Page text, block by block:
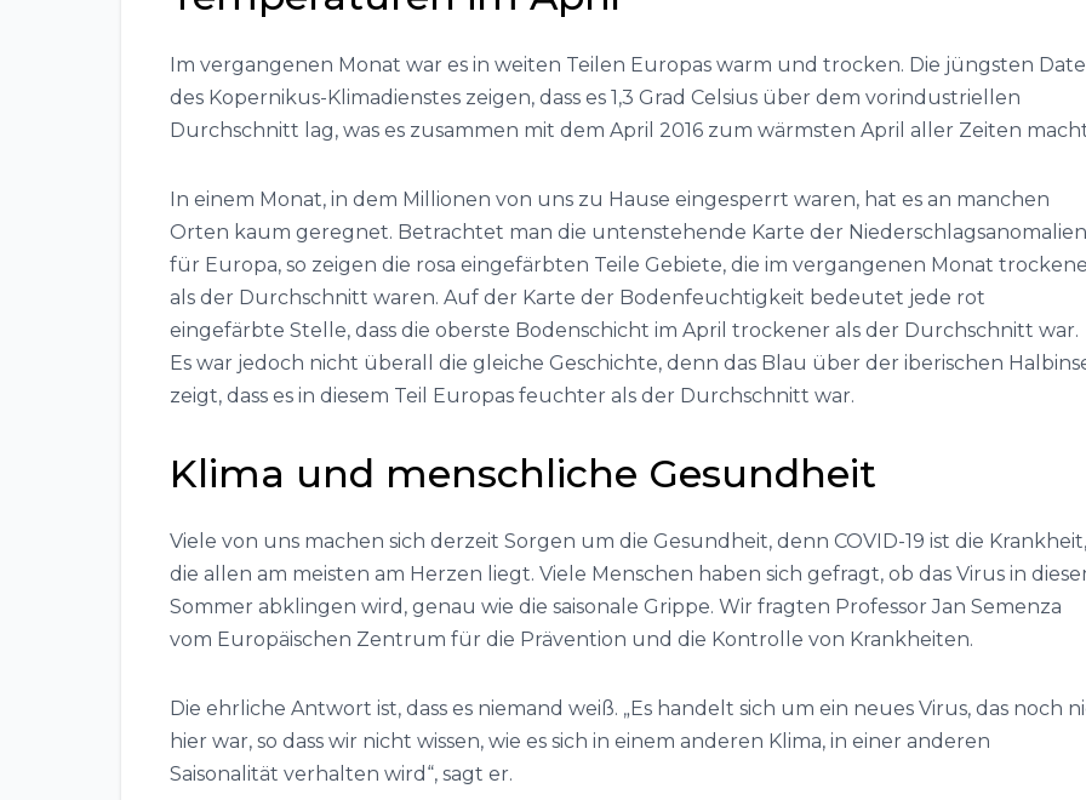
Im vergangenen Monat war es in weiten Teilen Europas warm und trocken. Die jüngsten
des Kopernikus-Klimadienstes zeigen, dass es 1,3 Grad Celsius über dem vorindustriellen
Durchschnitt lag, was es zusammen mit dem April 2016 zum wärmsten April aller Zeiten
In einem Monat, in dem Millionen von uns zu Hause eingesperrt waren, hat es an manchen
Orten kaum geregnet. Betrachtet man die untenstehende Karte der Niederschlagsanomalien
für Europa, so zeigen die rosa eingefärbten Teile Gebiete, die im vergangenen Monat
als der Durchschnitt waren. Auf der Karte der Bodenfeuchtigkeit bedeutet jede rot
eingefärbte Stelle, dass die oberste Bodenschicht im April trockener als der Durchschnitt war.
Es war jedoch nicht überall die gleiche Geschichte, denn das Blau über der iberischen
zeigt, dass es in diesem Teil Europas feuchter als der Durchschnitt war.
Klima und menschliche Gesundheit
Viele von uns machen sich derzeit Sorgen um die Gesundheit, denn COVID-19 ist die Krankheit,
die allen am meisten am Herzen liegt. Viele Menschen haben sich gefragt, ob das Virus in
Sommer abklingen wird, genau wie die saisonale Grippe. Wir fragten Professor Jan Semenza
vom Europäischen Zentrum für die Prävention und die Kontrolle von Krankheiten.
Die ehrliche Antwort ist, dass es niemand weiß. „Es handelt sich um ein neues Virus, das noch
hier war, so dass wir nicht wissen, wie es sich in einem anderen Klima, in einer anderen
Saisonalität verhalten wird“, sagt er.